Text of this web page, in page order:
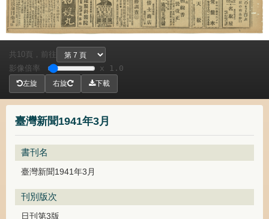
臺灣新聞1941年3月
書刊名
臺灣新聞1941年3月
刊別版次
日刊第3版
共 10頁，
前往
影像倍率
x 1.0
左旋 右旋 下載